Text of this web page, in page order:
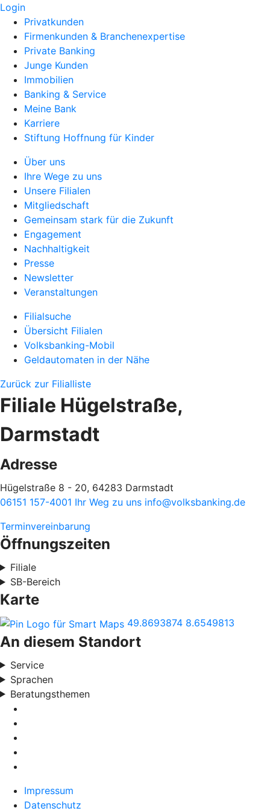
Login
Privatkunden
Firmenkunden & Branchenexpertise
Private Banking
Junge Kunden
Immobilien
Banking & Service
Meine Bank
Karriere
Stiftung Hoffnung für Kinder
Über uns
Ihre Wege zu uns
Unsere Filialen
Mitgliedschaft
Gemeinsam stark für die Zukunft
Engagement
Nachhaltigkeit
Presse
Newsletter
Veranstaltungen
Filialsuche
Übersicht Filialen
Volksbanking-Mobil
Geldautomaten in der Nähe
Zurück zur Filialliste
Filiale Hügelstraße,
Darmstadt
Adresse
Hügelstraße 8 - 20, 64283 Darmstadt
06151 157-4001 Ihr Weg zu uns info@volksbanking.de
Terminvereinbarung
Öffnungszeiten
Filiale
SB-Bereich
Karte
49.8693874 8.6549813
An diesem Standort
Service
Sprachen
Beratungsthemen
Impressum
Datenschutz